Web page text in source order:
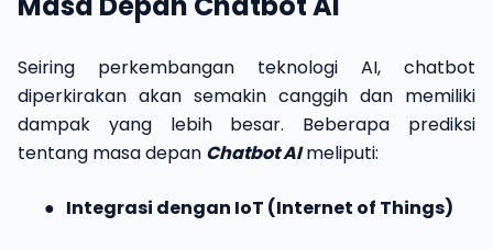
Seiring perkembangan teknologi AI, chatbot
diperkirakan akan semakin canggih dan memiliki
dampak yang lebih besar. Beberapa prediksi
tentang masa depan Chatbot AImeliputi:
● Integrasi dengan IoT (Internet of Things)